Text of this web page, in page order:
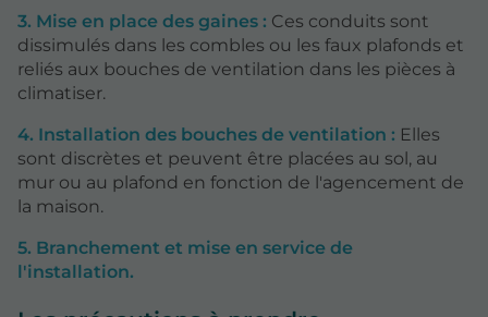
3. Mise en place des gaines : Ces conduits sont
dissimulés dans les combles ou les faux plafonds et
reliés aux bouches de ventilation dans les pièces à
climatiser.
4. Installation des bouches de ventilation : Elles
sont discrètes et peuvent être placées au sol, au
mur ou au plafond en fonction de l'agencement de
la maison.
5. Branchement et mise en service de
l'installation.